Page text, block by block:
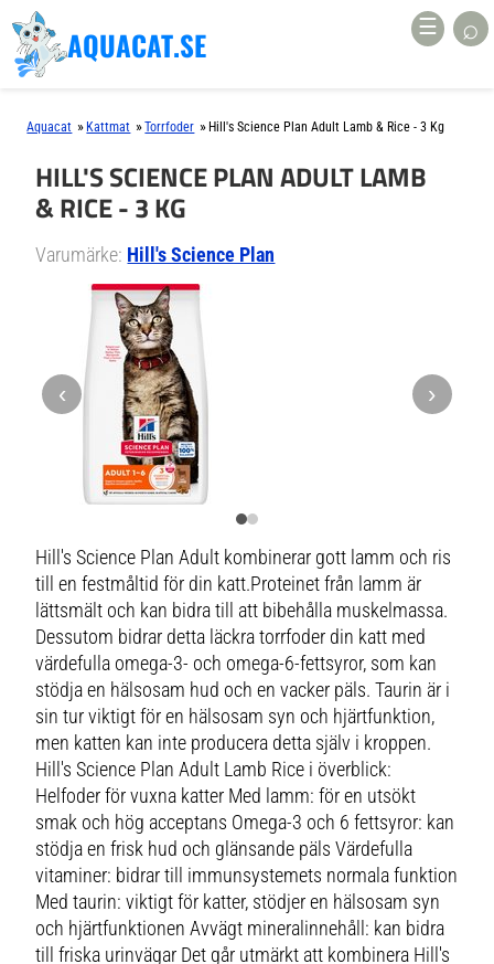
AQUACAT.SE ☰ ⌕
Aquacat » Kattmat »Torrfoder » Hill's Science Plan Adult Lamb & Rice - 3 Kg
HILL'S SCIENCE PLAN ADULT LAMB
& RICE - 3 KG
Varumärke: Hill's Science Plan
‹ ›
Hill's Science Plan Adult kombinerar gott lamm och ris
till en festmåltid för din katt.Proteinet från lamm är
lättsmält och kan bidra till att bibehålla muskelmassa.
Dessutom bidrar detta läckra torrfoder din katt med
värdefulla omega-3- och omega-6-fettsyror, som kan
stödja en hälsosam hud och en vacker päls. Taurin är i
sin tur viktigt för en hälsosam syn och hjärtfunktion,
men katten kan inte producera detta själv i kroppen.
Hill's Science Plan Adult Lamb Rice i överblick:
Helfoder för vuxna katter Med lamm: för en utsökt
smak och hög acceptans Omega-3 och 6 fettsyror: kan
stödja en frisk hud och glänsande päls Värdefulla
vitaminer: bidrar till immunsystemets normala funktion
Med taurin: viktigt för katter, stödjer en hälsosam syn
och hjärtfunktionen Avvägt mineralinnehåll: kan bidra
till friska urinvägar Det går utmärkt att kombinera Hill's